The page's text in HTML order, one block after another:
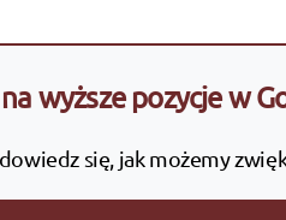
wyższe pozycje w
się, jak możemy